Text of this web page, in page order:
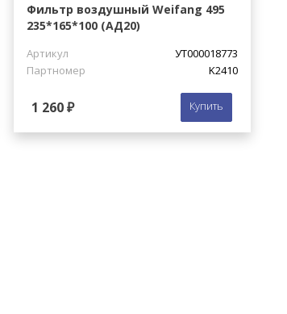
Фильтр воздушный Weifang 495
235*165*100 (АД20)
Артикул
УТ000018773
Партномер
K2410
1 260 ₽ Купить